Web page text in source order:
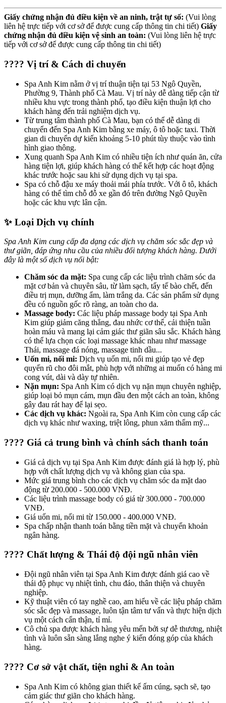
Giấy chứng nhận đủ điều kiện về an ninh, trật tự số: (Vui lòng
liên hệ trực tiếp với cơ sở để được cung cấp thông tin chi tiết) Giấy
chứng nhận đủ điều kiện vệ sinh an toàn: (Vui lòng liên hệ trực
tiếp với cơ sở để được cung cấp thông tin chi tiết)
????️ Vị trí & Cách di chuyển
Spa Anh Kim nằm ở vị trí thuận tiện tại 53 Ngô Quyền,
Phường 9, Thành phố Cà Mau. Vị trí này dễ dàng tiếp cận từ
nhiều khu vực trong thành phố, tạo điều kiện thuận lợi cho
khách hàng đến trải nghiệm dịch vụ.
Từ trung tâm thành phố Cà Mau, bạn có thể dễ dàng di
chuyển đến Spa Anh Kim bằng xe máy, ô tô hoặc taxi. Thời
gian di chuyển dự kiến khoảng 5-10 phút tùy thuộc vào tình
hình giao thông.
Xung quanh Spa Anh Kim có nhiều tiện ích như quán ăn, cửa
hàng tiện lợi, giúp khách hàng có thể kết hợp các hoạt động
khác trước hoặc sau khi sử dụng dịch vụ tại spa.
Spa có chỗ đậu xe máy thoải mái phía trước. Với ô tô, khách
hàng có thể tìm chỗ đỗ xe gần đó trên đường Ngô Quyền
hoặc các khu vực lân cận.
✨ Loại Dịch vụ chính
Spa Anh Kim cung cấp đa dạng các dịch vụ chăm sóc sắc đẹp và
thư giãn, đáp ứng nhu cầu của nhiều đối tượng khách hàng. Dưới
đây là một số dịch vụ nổi bật:
Chăm sóc da mặt: Spa cung cấp các liệu trình chăm sóc da
mặt cơ bản và chuyên sâu, từ làm sạch, tẩy tế bào chết, đến
điều trị mụn, dưỡng ẩm, làm trắng da. Các sản phẩm sử dụng
đều có nguồn gốc rõ ràng, an toàn cho da.
Massage body: Các liệu pháp massage body tại Spa Anh
Kim giúp giảm căng thẳng, đau nhức cơ thể, cải thiện tuần
hoàn máu và mang lại cảm giác thư giãn sâu sắc. Khách hàng
có thể lựa chọn các loại massage khác nhau như massage
Thái, massage đá nóng, massage tinh dầu...
Uốn mi, nối mi: Dịch vụ uốn mi, nối mi giúp tạo vẻ đẹp
quyến rũ cho đôi mắt, phù hợp với những ai muốn có hàng mi
cong vút, dài và dày tự nhiên.
Nặn mụn: Spa Anh Kim có dịch vụ nặn mụn chuyên nghiệp,
giúp loại bỏ mụn cám, mụn đầu đen một cách an toàn, không
gây đau rát hay để lại sẹo.
Các dịch vụ khác: Ngoài ra, Spa Anh Kim còn cung cấp các
dịch vụ khác như waxing, triệt lông, phun xăm thẩm mỹ...
???? Giá cả trung bình và chính sách thanh toán
Giá cả dịch vụ tại Spa Anh Kim được đánh giá là hợp lý, phù
hợp với chất lượng dịch vụ và không gian của spa.
Mức giá trung bình cho các dịch vụ chăm sóc da mặt dao
động từ 200.000 - 500.000 VNĐ.
Các liệu trình massage body có giá từ 300.000 - 700.000
VNĐ.
Giá uốn mi, nối mi từ 150.000 - 400.000 VNĐ.
Spa chấp nhận thanh toán bằng tiền mặt và chuyển khoản
ngân hàng.
???? Chất lượng & Thái độ đội ngũ nhân viên
Đội ngũ nhân viên tại Spa Anh Kim được đánh giá cao về
thái độ phục vụ nhiệt tình, chu đáo, thân thiện và chuyên
nghiệp.
Kỹ thuật viên có tay nghề cao, am hiểu về các liệu pháp chăm
sóc sắc đẹp và massage, luôn tận tâm tư vấn và thực hiện dịch
vụ một cách cẩn thận, tỉ mỉ.
Cô chủ spa được khách hàng yêu mến bởi sự dễ thương, nhiệt
tình và luôn sẵn sàng lắng nghe ý kiến đóng góp của khách
hàng.
????️ Cơ sở vật chất, tiện nghi & An toàn
Spa Anh Kim có không gian thiết kế ấm cúng, sạch sẽ, tạo
cảm giác thư giãn cho khách hàng.